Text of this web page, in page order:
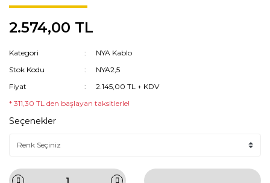
2.574,00 TL
Kategori
NYA Kablo
Stok Kodu
NYA2,5
Fiyat
2.145,00 TL + KDV
* 311,30 TL den başlayan taksitlerle!
Seçenekler